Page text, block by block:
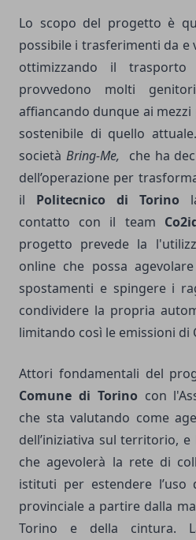
Lo scopo del progetto è
possibile i trasferimenti da
ottimizzando il
provvedono molti
affiancando dunque ai
sostenibile di quello
società Bring-Me, che ha
dell’operazione per
il Politecnico di Torino
contatto con il team
progetto prevede la
online che possa
spostamenti e spingere i
condividere la propria
limitando così le emissioni di
Attori fondamentali del
Comune di Torino con
che sta valutando come
dell’iniziativa sul territorio, e
che agevolerà la rete di
istituti per estendere
provinciale a partire dalla
Torino e della cintura.